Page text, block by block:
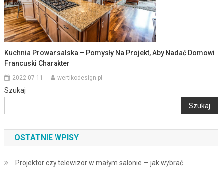
Kuchnia Prowansalska – Pomysły Na Projekt, Aby Nadać Domowi
Francuski Charakter
2022-07-11 wertikodesign.pl
Szukaj
Szukaj
OSTATNIE WPISY
Projektor czy telewizor w małym salonie — jak wybrać